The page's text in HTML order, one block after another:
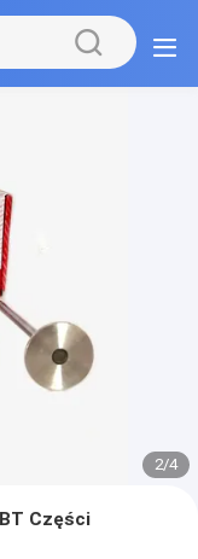
2/4
Części